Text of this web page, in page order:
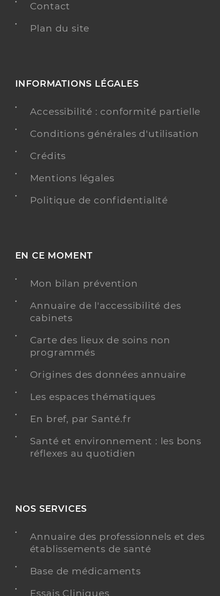
Contact
Plan du site
INFORMATIONS LÉGALES
Accessibilité : conformité partielle
Conditions générales d'utilisation
Crédits
Mentions légales
Politique de confidentialité
EN CE MOMENT
Mon bilan prévention
Annuaire de l'accessibilité des
cabinets
Carte des lieux de soins non
programmés
Origines des données annuaire
Les espaces thématiques
En bref, par Santé.fr
Santé et environnement : les bons
réflexes au quotidien
NOS SERVICES
Annuaire des professionnels et des
établissements de santé
Base de médicaments
Essais Cliniques